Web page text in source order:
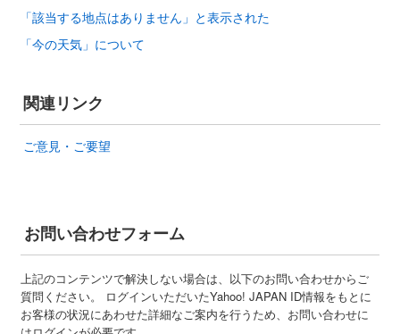
「該当する地点はありません」と表示された
「今の天気」について
関連リンク
ご意見・ご要望
お問い合わせフォーム
上記のコンテンツで解決しない場合は、以下のお問い合わせからご
質問ください。 ログインいただいたYahoo! JAPAN ID情報をもとに
お客様の状況にあわせた詳細なご案内を行うため、お問い合わせに